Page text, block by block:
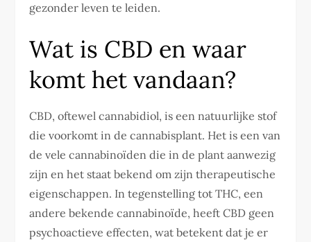
gezonder leven te leiden.
Wat is CBD en waar
komt het vandaan?
CBD, oftewel cannabidiol, is een natuurlijke stof
die voorkomt in de cannabisplant. Het is een van
de vele cannabinoïden die in de plant aanwezig
zijn en het staat bekend om zijn therapeutische
eigenschappen. In tegenstelling tot THC, een
andere bekende cannabinoïde, heeft CBD geen
psychoactieve effecten, wat betekent dat je er